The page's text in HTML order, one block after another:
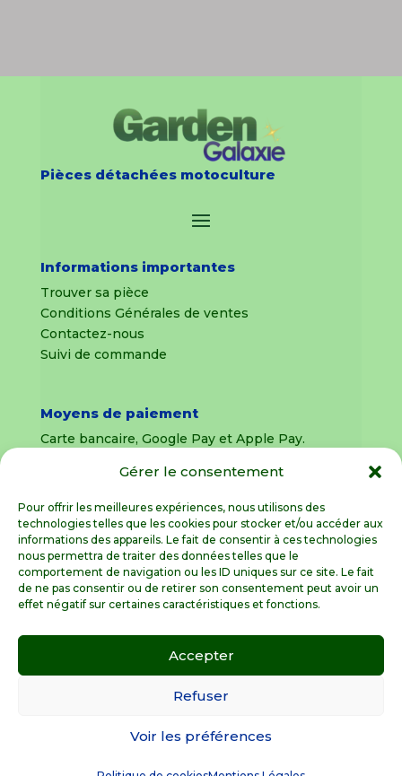
Gérer le consentement
Pour offrir les meilleures expériences, nous utilisons des
technologies telles que les cookies pour stocker et/ou accéder aux
informations des appareils. Le fait de consentir à ces technologies
nous permettra de traiter des données telles que le
comportement de navigation ou les ID uniques sur ce site. Le fait
de ne pas consentir ou de retirer son consentement peut avoir un
effet négatif sur certaines caractéristiques et fonctions.
Accepter
Refuser
Voir les préférences
Pièces détachées motoculture
Informations importantes
Trouver sa pièce
Conditions Générales de ventes
Contactez-nous
Suivi de commande
Moyens de paiement
Carte bancaire, Google Pay et Apple Pay.
uniquement
Livraison sous 8 jours pour les pièces
détachées
Livraisons sous 15 jours pour les outillages de
jardin (sous réserve de stock disponible)
en France Métropolitaine
© GardenGalaxie 2026 |Mentions légales